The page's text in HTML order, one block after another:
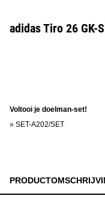
adidas Tiro 26 GK-
Voltooi je doelman-set!
» SET-A202/SET